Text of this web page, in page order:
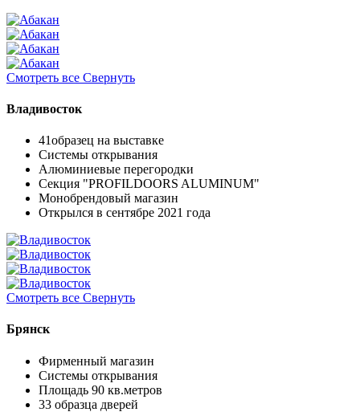
Смотреть все Свернуть
Владивосток
41образец на выставке
Системы открывания
Алюминиевые перегородки
Секция "PROFILDOORS ALUMINUM"
Монобрендовый магазин
Открылся в сентябре 2021 года
Смотреть все Свернуть
Брянск
Фирменный магазин
Системы открывания
Площадь 90 кв.метров
33 образца дверей